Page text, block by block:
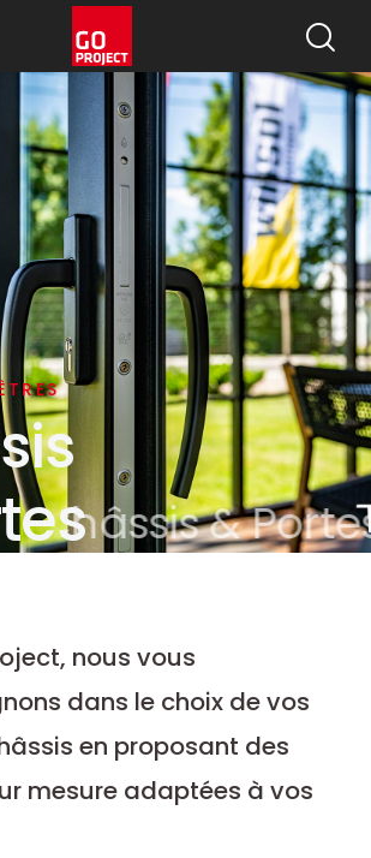
Châssis & Portes
nous vous
dans le choix de vos
en proposant des
mesure adaptées à vos